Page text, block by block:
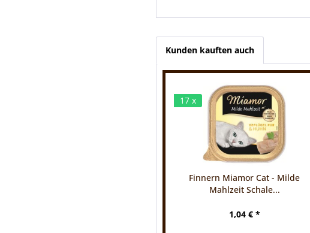
Kunden kauften auch
17 x
Finnern Miamor Cat - Milde
Mahlzeit Schale...
1,04 € *